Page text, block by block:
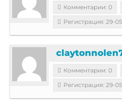
Комментарии: 0
Регистрация: 29-
Комментарии: 0
Регистрация: 29-